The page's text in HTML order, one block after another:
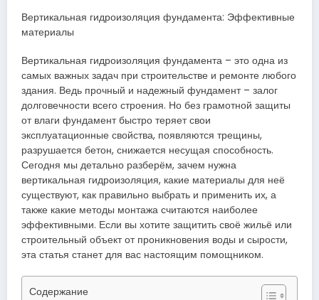
Вертикальная гидроизоляция фундамента: Эффективные
материалы
Вертикальная гидроизоляция фундамента – это одна из
самых важных задач при строительстве и ремонте любого
здания. Ведь прочный и надежный фундамент – залог
долговечности всего строения. Но без грамотной защиты
от влаги фундамент быстро теряет свои
эксплуатационные свойства, появляются трещины,
разрушается бетон, снижается несущая способность.
Сегодня мы детально разберём, зачем нужна
вертикальная гидроизоляция, какие материалы для неё
существуют, как правильно выбрать и применить их, а
также какие методы монтажа считаются наиболее
эффективными. Если вы хотите защитить своё жильё или
строительный объект от проникновения воды и сырости,
эта статья станет для вас настоящим помощником.
Содержание